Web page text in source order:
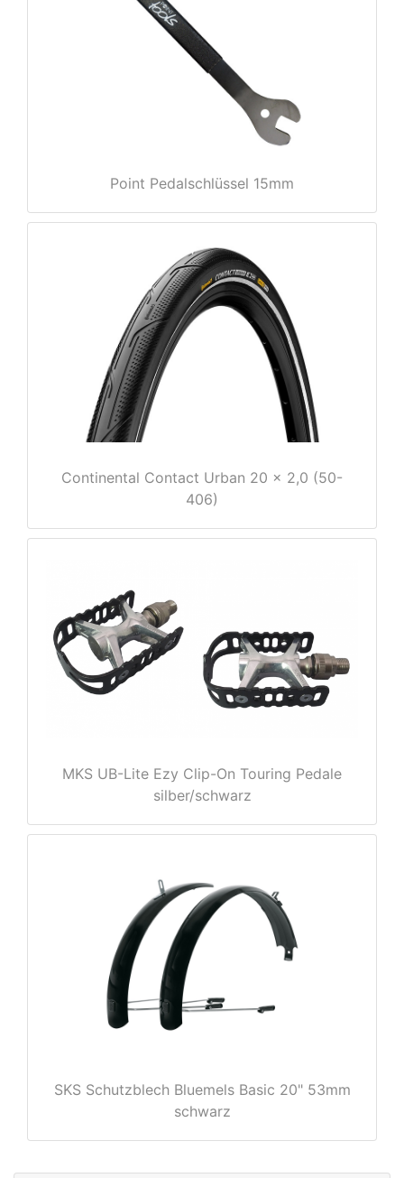
Point Pedalschlüssel 15mm
Continental Contact Urban 20 x 2,0 (50-
406)
MKS UB-Lite Ezy Clip-On Touring Pedale
silber/schwarz
SKS Schutzblech Bluemels Basic 20" 53mm
schwarz